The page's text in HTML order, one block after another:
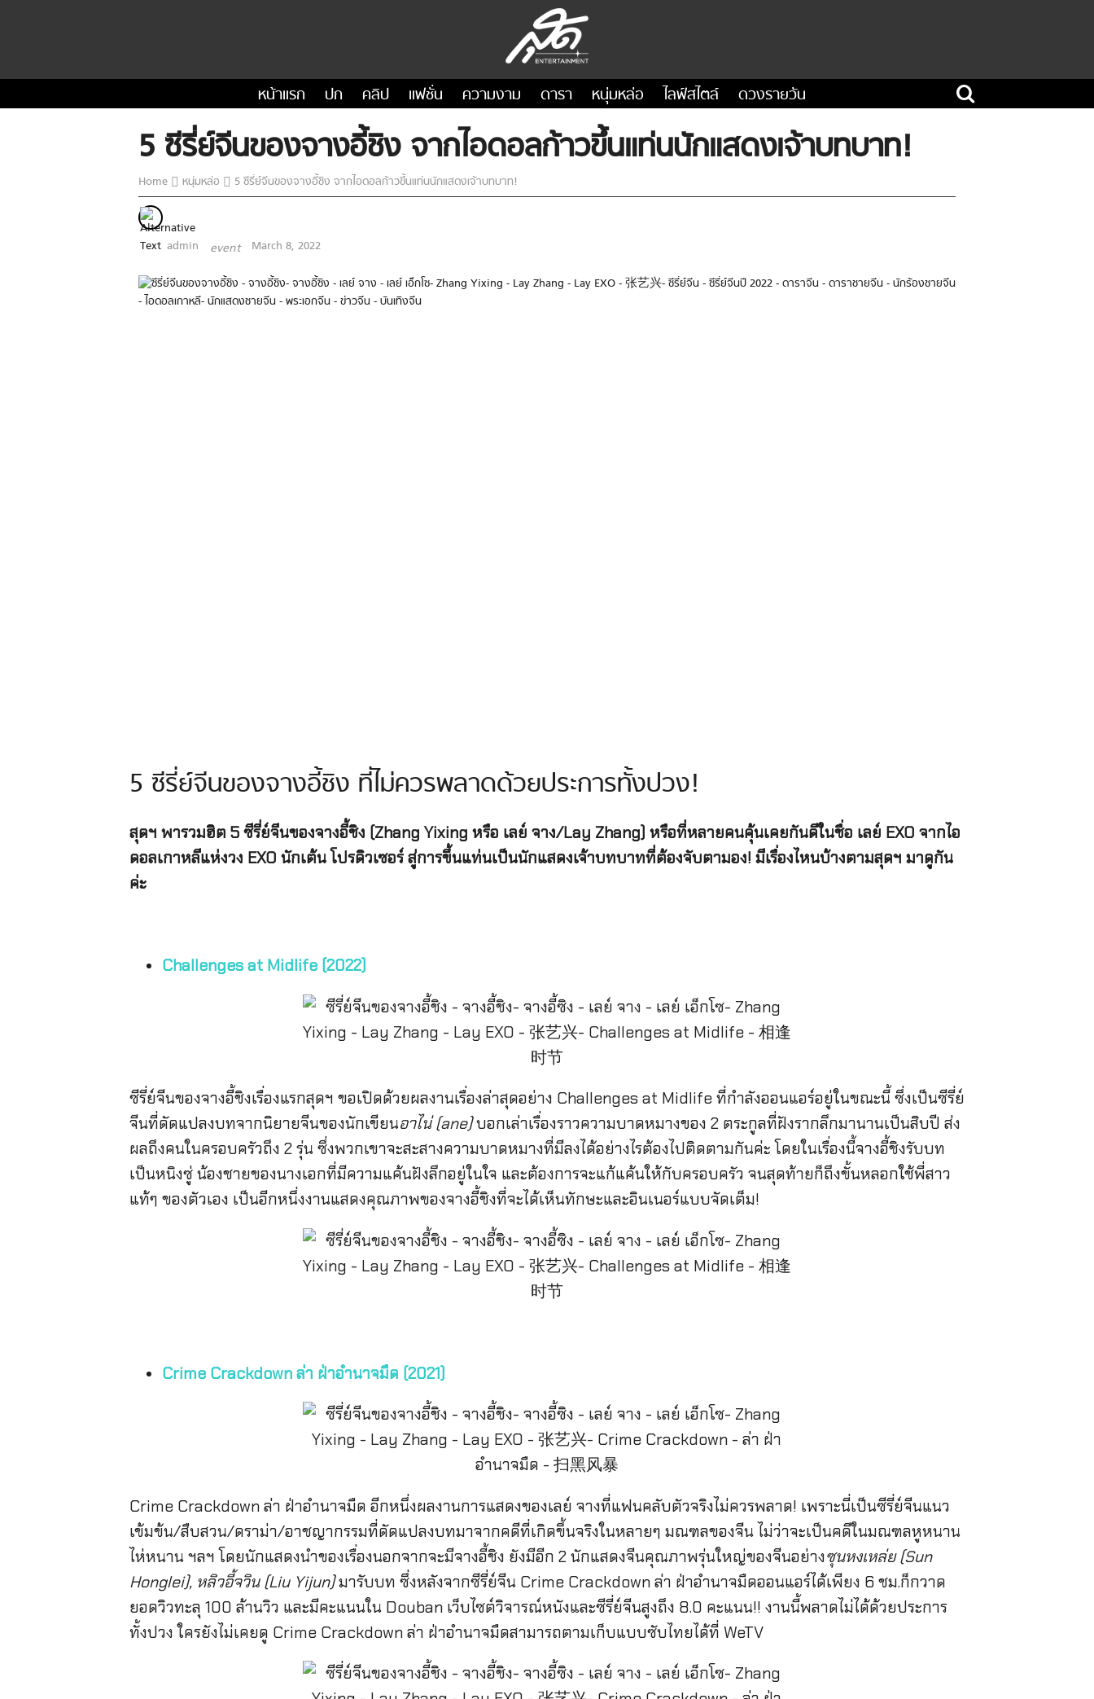
หน้าแรก ปก คลิป แฟชั่น ความงาม ดารา หนุ่มหล่อ ไลฟ์สไตล์ ดวงรายวัน
5 ซีรี่ย์จีนของจางอี้ชิง จากไอดอลก้าวขึ้นแท่นนักแสดงเจ้าบทบาท!
Home หนุ่มหล่อ 5 ซีรี่ย์จีนของจางอี้ชิง จากไอดอลก้าวขึ้นแท่นนักแสดงเจ้าบทบาท!
admin event March 8, 2022
5 ซีรี่ย์จีนของจางอี้ชิง ที่ไม่ควรพลาดด้วยประการทั้งปวง!
สุดฯ พารวมฮิต 5 ซีรี่ย์จีนของจางอี้ชิง (Zhang Yixing หรือ เลย์ จาง/Lay Zhang) หรือที่หลายคนคุ้นเคยกันดีในชื่อ เลย์ EXO จากไอ
ดอลเกาหลีแห่งวง EXO นักเต้น โปรดิวเซอร์ สู่การขึ้นแท่นเป็นนักแสดงเจ้าบทบาทที่ต้องจับตามอง! มีเรื่องไหนบ้างตามสุดฯ มาดูกัน
ค่ะ
Challenges at Midlife (2022)
ซีรี่ย์จีนของจางอี้ชิงเรื่องแรกสุดฯ ขอเปิดด้วยผลงานเรื่องล่าสุดอย่าง Challenges at Midlife ที่กำลังออนแอร์อยู่ในขณะนี้ ซึ่งเป็นซีรี่ย์
จีนที่ดัดแปลงบทจากนิยายจีนของนักเขียนอาไน่ (ane)บอกเล่าเรื่องราวความบาดหมางของ 2 ตระกูลที่ฝังรากลึกมานานเป็นสิบปี ส่ง
ผลถึงคนในครอบครัวถึง 2 รุ่น ซึ่งพวกเขาจะสะสางความบาดหมางที่มีลงได้อย่างไรต้องไปติดตามกันค่ะ โดยในเรื่องนี้จางอี้ชิงรับบท
เป็นหนิงซู่ น้องชายของนางเอกที่มีความแค้นฝังลึกอยู่ในใจ และต้องการจะแก้แค้นให้กับครอบครัว จนสุดท้ายก็ถึงขั้นหลอกใช้พี่สาว
แท้ๆ ของตัวเอง เป็นอีกหนึ่งงานแสดงคุณภาพของจางอี้ชิงที่จะได้เห็นทักษะและอินเนอร์แบบจัดเต็ม!
Crime Crackdown ล่า ฝ่าอำนาจมืด (2021)
Crime Crackdown ล่า ฝ่าอำนาจมืด อีกหนึ่งผลงานการแสดงของเลย์ จางที่แฟนคลับตัวจริงไม่ควรพลาด! เพราะนี่เป็นซีรี่ย์จีนแนว
เข้มข้น/สืบสวน/ดราม่า/อาชญากรรมที่ดัดแปลงบทมาจากคดีที่เกิดขึ้นจริงในหลายๆ มณฑลของจีน ไม่ว่าจะเป็นคดีในมณฑลหูหนาน
ไห่หนาน ฯลฯ โดยนักแสดงนำของเรื่องนอกจากจะมีจางอี้ชิง ยังมีอีก 2 นักแสดงจีนคุณภาพรุ่นใหญ่ของจีนอย่างซุนหงเหล่ย (Sun
Honglei), หลิวอี้จวิน (Liu Yijun)มารับบท ซึ่งหลังจากซีรี่ย์จีน Crime Crackdown ล่า ฝ่าอำนาจมืดออนแอร์ได้เพียง 6 ชม.ก็กวาด
ยอดวิวทะลุ 100 ล้านวิว และมีคะแนนใน Douban เว็บไซต์วิจารณ์หนังและซีรี่ย์จีนสูงถึง 8.0 คะแนน!! งานนี้พลาดไม่ได้ด้วยประการ
ทั้งปวง ใครยังไม่เคยดู Crime Crackdown ล่า ฝ่าอำนาจมืดสามารถตามเก็บแบบซับไทยได้ที่ WeTV